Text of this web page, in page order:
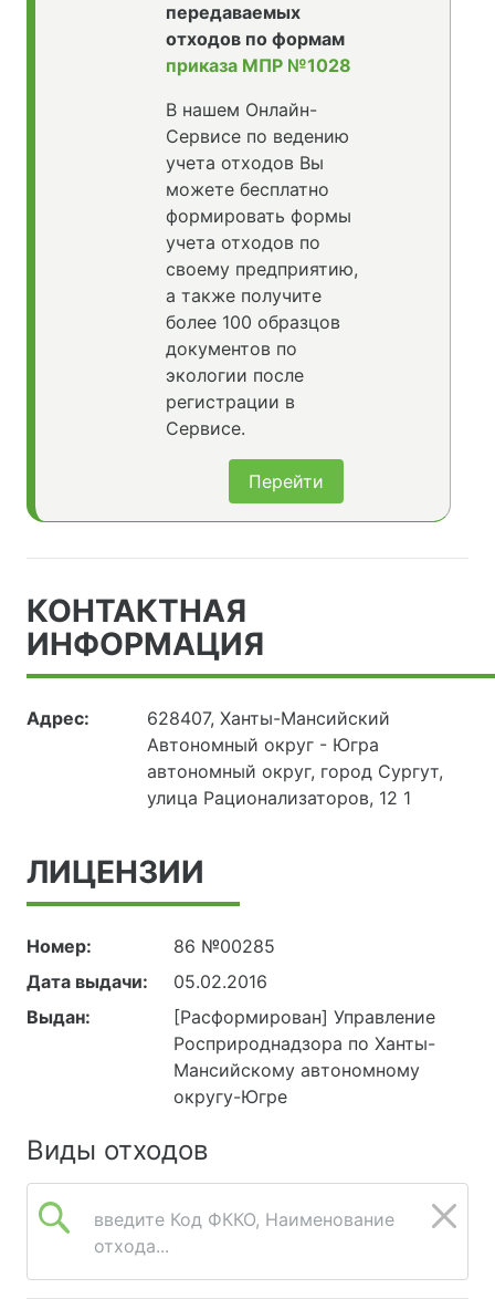
передаваемых
отходов по формам
приказа МПР №1028
В нашем Онлайн-
Сервисе по ведению
учета отходов Вы
можете бесплатно
формировать формы
учета отходов по
своему предприятию,
а также получите
более 100 образцов
документов по
экологии после
регистрации в
Сервисе.
Перейти
КОНТАКТНАЯ
ИНФОРМАЦИЯ
Адрес:
628407, Ханты-Мансийский
Автономный округ - Югра
автономный округ, город Сургут,
улица Рационализаторов, 12 1
ЛИЦЕНЗИИ
Номер:
86 №00285
Дата выдачи:
05.02.2016
Выдан:
[Расформирован] Управление
Росприроднадзора по Ханты-
Мансийскому автономному
округу-Югре
Виды отходов
введите Код ФККО, Наименование
отхода...